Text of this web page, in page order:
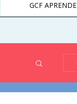
GCF APRENDE